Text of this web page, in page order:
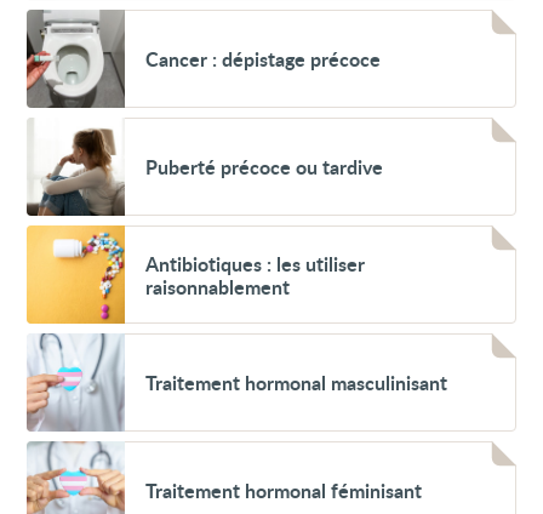
Voir
Cancer
:
dépistage
précoce
Cancer : dépistage précoce
Puberté
précoce
ou
tardive
Puberté précoce ou tardive
Voir
Antibiotiques :
raisonnablement
Antibiotiques : les utiliser
raisonnablement
Voir
Traitement
hormonal
masculinisant
Traitement hormonal masculinisant
Voir
Traitement
hormonal
féminisant
Traitement hormonal féminisant